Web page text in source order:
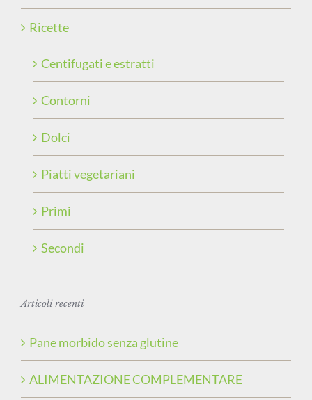
Ricette
Centifugati e estratti
Contorni
Dolci
Piatti vegetariani
Primi
Secondi
Articoli recenti
Pane morbido senza glutine
ALIMENTAZIONE COMPLEMENTARE